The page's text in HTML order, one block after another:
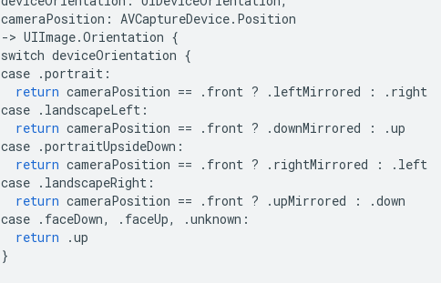
cameraPosition : AVCaptureDevice. Position
-> UIImage.Orientation {
switch deviceOrientation {
case .portrait :
return cameraPosition == . front ? . leftMirrored : . right
case . landscapeLeft :
return cameraPosition == . front ? .downMirrored : .up
case .portraitUpsideDown :
return cameraPosition == . front ? . rightMirrored : . left
case . landscapeRight :
return cameraPosition == . front ? .upMirrored : .down
case . faceDown, . faceUp, .unknown :
return
.up
}